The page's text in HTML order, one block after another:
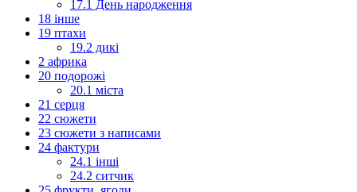
17.1 День народження
18 інше
19 птахи
19.2 дикі
2 африка
20 подорожі
20.1 міста
21 серця
22 сюжети
23 сюжети з написами
24 фактури
24.1 інші
24.2 ситчик